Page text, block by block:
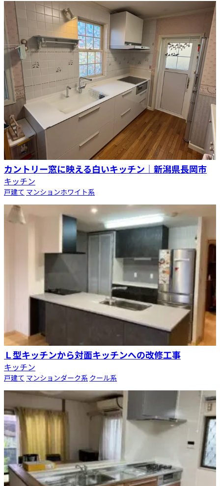
カントリー窓に映える白いキッチン｜新潟県長岡市
キッチン
戸建て マンションホワイト系
Ｌ型キッチンから対面キッチンへの改修工事
キッチン
戸建て マンションダーク系 クール系